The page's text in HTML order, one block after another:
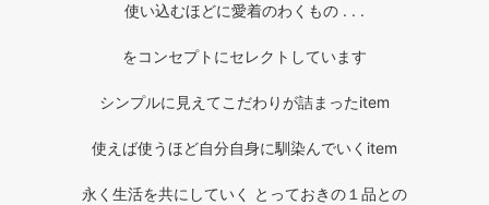
使い込むほどに愛着のわくもの . . .
をコンセプトにセレクトしています
シンプルに見えてこだわりが詰まったitem
使えば使うほど自分自身に馴染んでいくitem
永く生活を共にしていく とっておきの１品との